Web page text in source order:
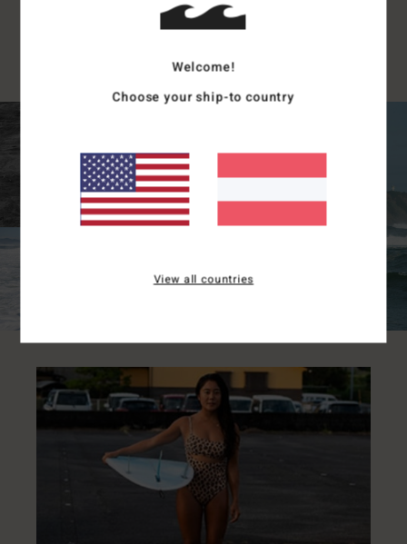
dass es auf der ganzen Welt weiterhin unter
Welcome!
Choose your ship-to country
View all countries